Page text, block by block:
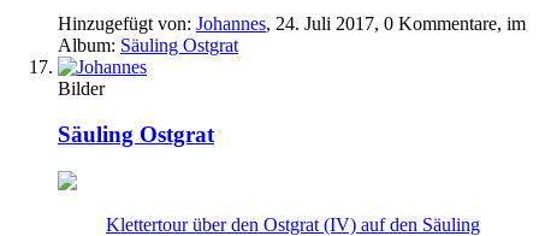
Hinzugefügt von: Johannes, 24. Juli 2017, 0 Kommentare, im
Album: Säuling Ostgrat
Bilder
Säuling Ostgrat
Klettertour über den Ostgrat (IV) auf den Säuling